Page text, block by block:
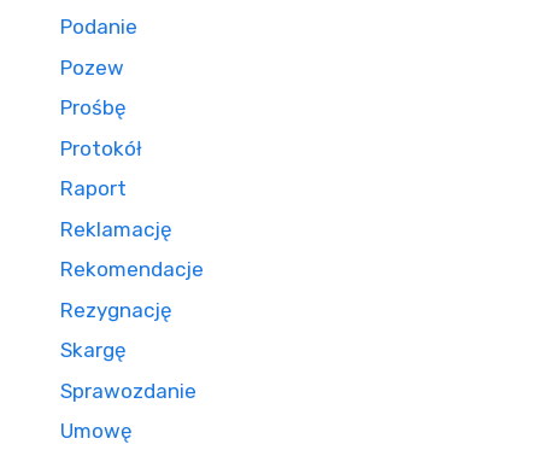
Podanie
Pozew
Prośbę
Protokół
Raport
Reklamację
Rekomendacje
Rezygnację
Skargę
Sprawozdanie
Umowę